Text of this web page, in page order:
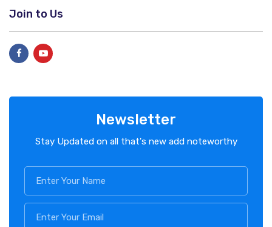
Join to Us
Newsletter
Stay Updated on all that's new add noteworthy